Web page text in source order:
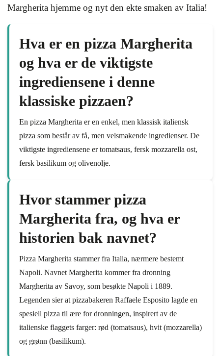
Margherita hjemme og nyt den ekte smaken av Italia!
Hva er en pizza Margherita
og hva er de viktigste
ingrediensene i denne
klassiske pizzaen?
En pizza Margherita er en enkel, men klassisk italiensk
pizza som består av få, men velsmakende ingredienser. De
viktigste ingrediensene er tomatsaus, fersk mozzarella ost,
fersk basilikum og olivenolje.
Hvor stammer pizza
Margherita fra, og hva er
historien bak navnet?
Pizza Margherita stammer fra Italia, nærmere bestemt
Napoli. Navnet Margherita kommer fra dronning
Margherita av Savoy, som besøkte Napoli i 1889.
Legenden sier at pizzabakeren Raffaele Esposito lagde en
spesiell pizza til ære for dronningen, inspirert av de
italienske flaggets farger: rød (tomatsaus), hvit (mozzarella)
og grønn (basilikum).